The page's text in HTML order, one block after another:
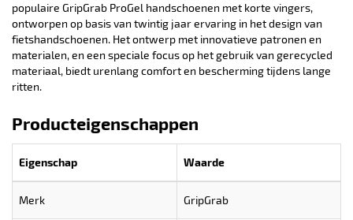
populaire GripGrab ProGel handschoenen met korte vingers,
ontworpen op basis van twintig jaar ervaring in het design van
fietshandschoenen. Het ontwerp met innovatieve patronen en
materialen, en een speciale focus op het gebruik van gerecycled
materiaal, biedt urenlang comfort en bescherming tijdens lange
ritten.
Producteigenschappen
Eigenschap Waarde
Merk GripGrab